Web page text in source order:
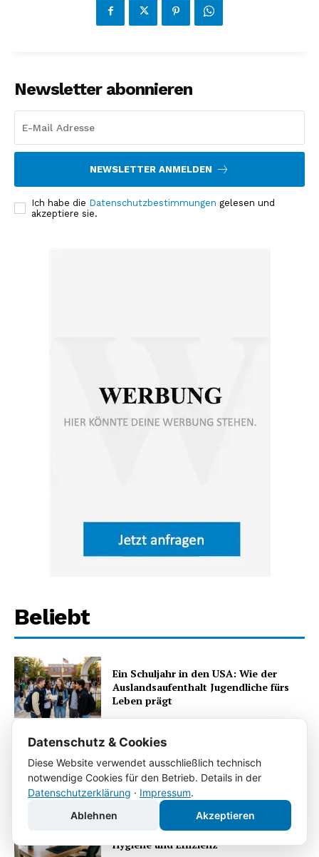
Newsletter abonnieren
NEWSLETTER ANMELDEN
Ich habe die Datenschutzbestimmungen gelesen und
akzeptiere sie.
Beliebt
Ein Schuljahr in den USA: Wie der
Auslandsaufenthalt Jugendliche fürs
Leben prägt
Grenzenlos mobil: Mit Bus und Bahn
von Dortmund bis nach Istanbul
Berufskleidung im Betrieb: Sicherheit,
Hygiene und Effizienz
Datenschutz & Cookies
Diese Website verwendet ausschließlich technisch
notwendige Cookies für den Betrieb. Details in der
Datenschutzerklärung · Impressum.
Ablehnen
Akzeptieren